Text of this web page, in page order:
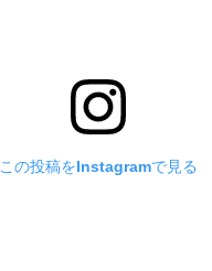
この投稿をInstagramで見る